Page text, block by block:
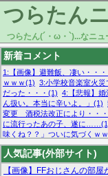
つらたん
つらたん(´・ω・`)...なニ
新着コメント
1:【画像】避難飯、凄い・・
ｗｗｗ(1) 3:小学校音楽室火
だった・・・(1) 4:【悲報】婚
ん扱い。本当に辛いよ。」(1)
変更 酒税法改正により・・
に流行ったあの子、遂に
味くね？？」ついに気づくｗ
る・・・(1) 9:欧州委員長「
足、限界突破 52%「正社員
人気記事(外部サイト)
【画像】FFおじさんの部